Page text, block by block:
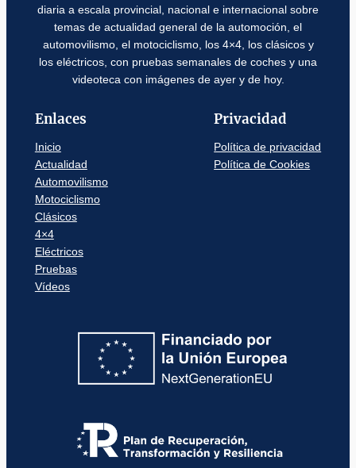
diaria a escala provincial, nacional e internacional sobre
temas de actualidad general de la automoción, el
automovilismo, el motociclismo, los 4×4, los clásicos y
los eléctricos, con pruebas semanales de coches y una
videoteca con imágenes de ayer y de hoy.
Enlaces
Inicio
Actualidad
Automovilismo
Motociclismo
Clásicos
4×4
Eléctricos
Pruebas
Vídeos
Privacidad
Política de privacidad
Política de Cookies